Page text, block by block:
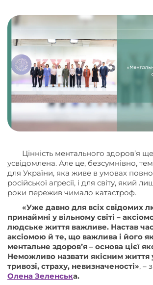
Цінність ментального здоров’я
усвідомлена. Але це, безсумнівно,
для України, яка живе в умовах
російської агресії, і для світу, який
роки пережив чимало катастроф.
«Уже давно для всіх свідомих
принаймні у вільному світі –
людське життя важливе. Настав
аксіомою й те, що важлива і його
ментальне здоровʼя – основа цієї
Неможливо назвати якісним життя
тривозі, страху, невизначеності», –
Олена Зеленська.